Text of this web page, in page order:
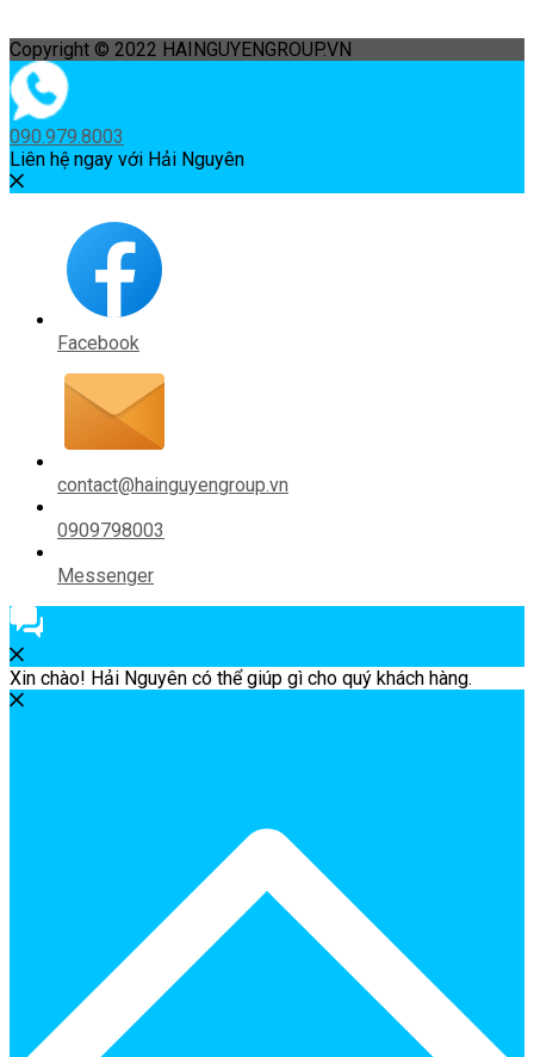
Copyright © 2022 HAINGUYENGROUP.VN
090.979.8003
Liên hệ ngay với Hải Nguyên
Facebook
contact@hainguyengroup.vn
0909798003
Messenger
Xin chào! Hải Nguyên có thể giúp gì cho quý khách hàng.